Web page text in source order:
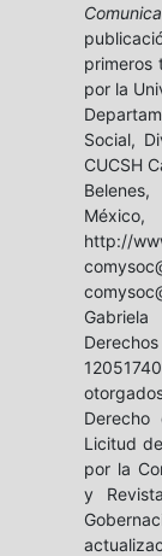
primeros
por la
Social,
CUCSH
http://
Licitud
por la
y